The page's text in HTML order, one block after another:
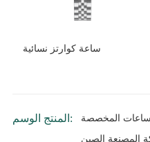
ساعة كوارتز نسائية
المنتج الوسم:
المخصصة
المصنعة الصين